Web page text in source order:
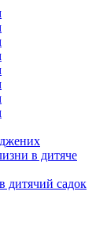
в дитяче
дитячий садок